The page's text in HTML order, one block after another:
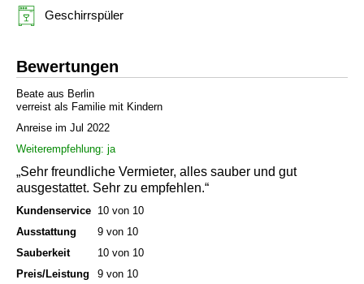
Geschirrspüler
Bewertungen
Beate aus Berlin
verreist als Familie mit Kindern
Anreise im Jul 2022
Weiterempfehlung: ja
„Sehr freundliche Vermieter, alles sauber und gut
ausgestattet. Sehr zu empfehlen.“
Kundenservice 10 von 10
Ausstattung
9 von 10
Sauberkeit
10 von 10
Preis/Leistung
9 von 10